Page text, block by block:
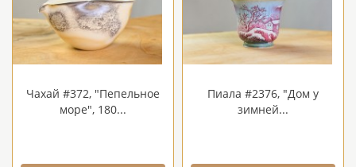
Чахай #372, "Пепельное
море", 180...
Пиала #2376, "Дом у
зимней...